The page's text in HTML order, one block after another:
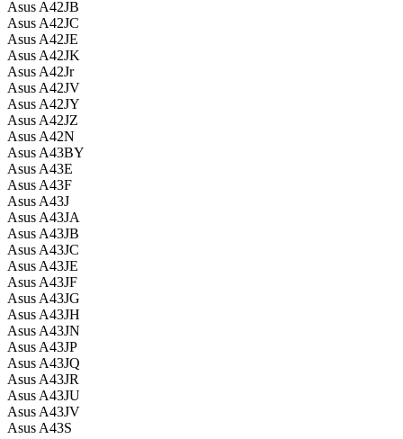
Asus A42JB
Asus A42JC
Asus A42JE
Asus A42JK
Asus A42Jr
Asus A42JV
Asus A42JY
Asus A42JZ
Asus A42N
Asus A43BY
Asus A43E
Asus A43F
Asus A43J
Asus A43JA
Asus A43JB
Asus A43JC
Asus A43JE
Asus A43JF
Asus A43JG
Asus A43JH
Asus A43JN
Asus A43JP
Asus A43JQ
Asus A43JR
Asus A43JU
Asus A43JV
Asus A43S